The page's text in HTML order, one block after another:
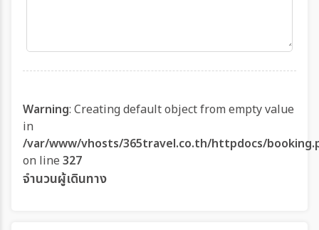
Warning: Creating default object from empty value
in
/var/www/vhosts/365travel.co.th/httpdocs/
on line 327
จำนวนผู้เดินทาง